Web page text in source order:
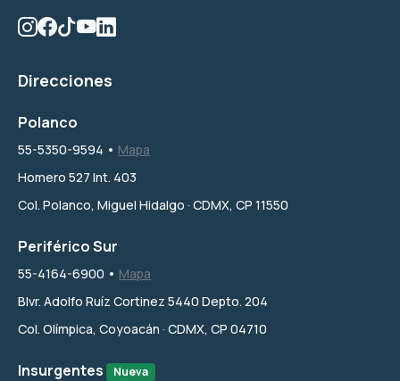
Direcciones
Polanco
55-5350-9594 • Mapa
Homero 527 Int. 403
Col. Polanco, Miguel Hidalgo · CDMX, CP 11550
Periférico Sur
55-4164-6900 • Mapa
Blvr. Adolfo Ruíz Cortinez 5440 Depto. 204
Col. Olímpica, Coyoacán · CDMX, CP 04710
Insurgentes Nueva